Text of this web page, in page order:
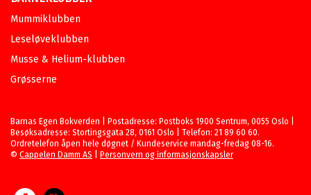
Mummiklubben
Leseløveklubben
Musse & Helium-klubben
Grøsserne
Barnas Egen Bokverden | Postadresse: Postboks 1900 Sentrum, 0055 Oslo |
Besøksadresse: Stortingsgata 28, 0161 Oslo | Telefon: 21 89 60 60.
Ordretelefon åpen hele døgnet / Kundeservice mandag-fredag 08-16.
© Cappelen Damm AS Personvern og informasjonskapsler
Facebook